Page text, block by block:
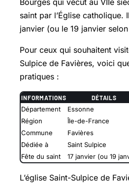
saint par l’Église catholique.
janvier (ou le 19 janvier
Pour ceux qui souhaitent
Sulpice de Favières, voici
pratiques :
INFORMATIONS DÉTAILS
Département
Essonne
Région
Île-de-France
Commune
Favières
Dédiée à
Saint Sulpice
Fête du saint
17 janvier (ou 19
L’église Saint-Sulpice de